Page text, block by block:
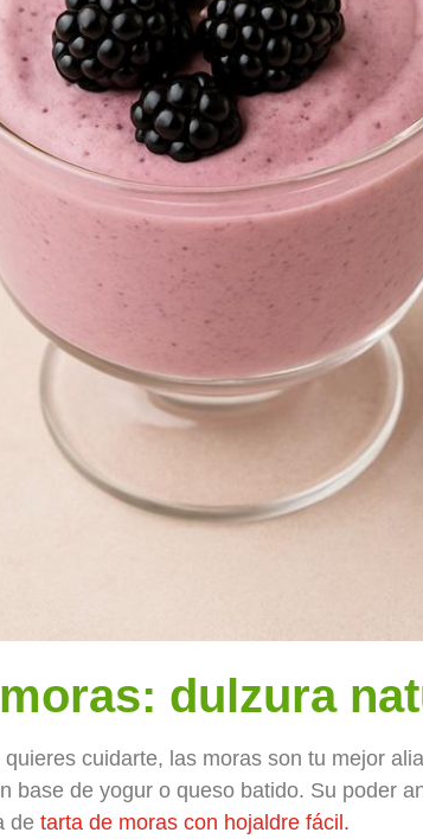
dulzura
cuidarte, las moras son tu mejor
base de yogur o queso batido. Su poder
de tarta de moras con hojaldre fácil.